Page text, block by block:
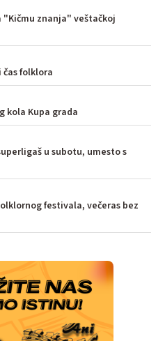
"Kičmu znanja" veštačkoj
folklora
kola Kupa grada
u subotu, umesto s
festivala, večeras bez